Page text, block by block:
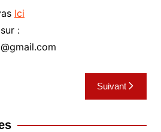
Ici
:
Suivant